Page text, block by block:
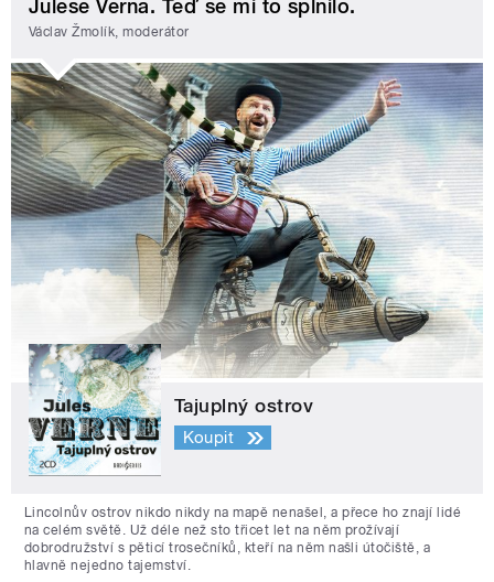
Julese Verna. Teď se mi to splnilo.
Václav Žmolík, moderátor
Tajuplný ostrov
Koupit
Lincolnův ostrov nikdo nikdy na mapě nenašel, a přece ho znají lidé
na celém světě. Už déle než sto třicet let na něm prožívají
dobrodružství s pěticí trosečníků, kteří na něm našli útočiště, a
hlavně nejedno tajemství.